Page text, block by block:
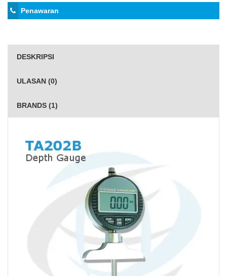
Penawaran
DESKRIPSI
ULASAN (0)
BRANDS (1)